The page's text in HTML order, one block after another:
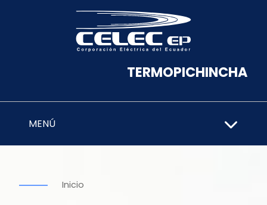
TERMOPICHINCHA
MENÚ
Inicio